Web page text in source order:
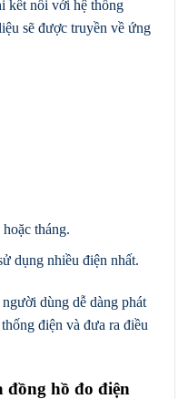
kết nối với hệ thống
sẽ được truyền về ứng
tháng.
dụng nhiều điện nhất.
dùng dễ dàng phát
điện và đưa ra điều
đồng hồ đo điện